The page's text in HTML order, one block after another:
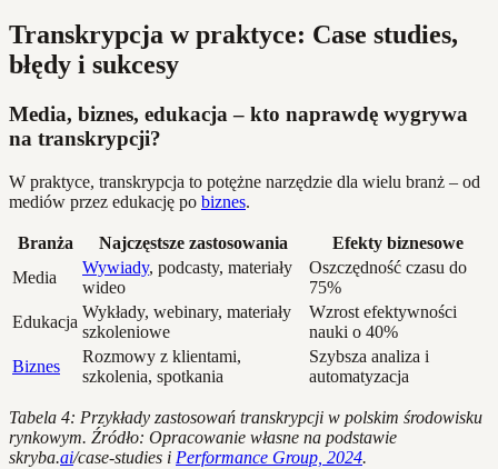
Transkrypcja w praktyce: Case studies,
błędy i sukcesy
Media, biznes, edukacja – kto naprawdę wygrywa
na transkrypcji?
W praktyce, transkrypcja to potężne narzędzie dla wielu branż – od
mediów przez edukację po biznes.
Branża Najczęstsze zastosowania
Efekty biznesowe
Media
Wywiady, podcasty, materiały
wideo
Oszczędność czasu do
75%
Edukacja
Wykłady, webinary, materiały
szkoleniowe
Wzrost efektywności
nauki o 40%
Biznes
Rozmowy z klientami,
szkolenia, spotkania
Szybsza analiza i
automatyzacja
Tabela 4: Przykłady zastosowań transkrypcji w polskim środowisku
rynkowym. Źródło: Opracowanie własne na podstawie
skryba.ai/case-studies i Performance Group, 2024.